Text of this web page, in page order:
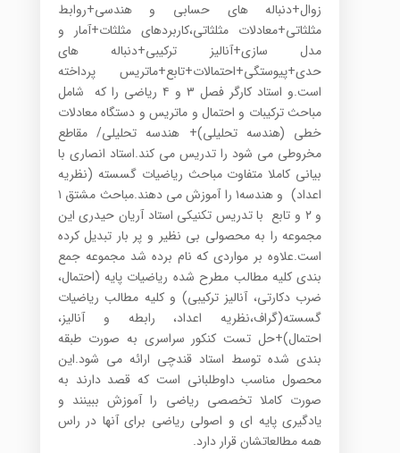
زوال+دنباله های حسابی و هندسی+روابط
مثلثاتی+معادلات مثلثاتی،کاربردهای مثلثات+آمار و
مدل سازی+آنالیز ترکیبی+دنباله های
حدی+پیوستگی+احتمالات+تابع+ماتریس پرداخته
است.و استاد کارگر فصل ۳ و ۴ ریاضی را که شامل
مباحث ترکیبات و احتمال و ماتریس و دستگاه معادلات
خطی (هندسه تحلیلی)+ هندسه تحلیلی/ مقاطع
مخروطی می شود را تدریس می کند.استاد انصاری با
بیانی کاملا متفاوت مباحث ریاضیات گسسته (نظریه
اعداد) و هندسه۱ را آموزش می دهند.مباحث مشتق ۱
و ۲ و تابع با تدریس تکنیکی استاد آریان حیدری این
مجموعه را به محصولی بی نظیر و پر بار تبدیل کرده
است.علاوه بر مواردی که نام برده شد مجموعه جمع
بندی کلیه مطالب مطرح شده ریاضیات پایه (احتمال،
ضرب دکارتی، آنالیز ترکیبی) و کلیه مطالب ریاضیات
گسسته(گراف،نظریه اعداد، رابطه و آنالیز،
احتمال)+حل تست کنکور سراسری به صورت طبقه
بندی شده توسط استاد قندچی ارائه می شود.این
محصول مناسب داوطلبانی است که قصد دارند به
صورت کاملا تخصصی ریاضی را آموزش ببینند و
یادگیری پایه ای و اصولی ریاضی برای آنها در راس
همه مطالعاتشان قرار دارد.